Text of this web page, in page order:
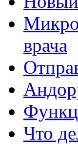
врача
Что